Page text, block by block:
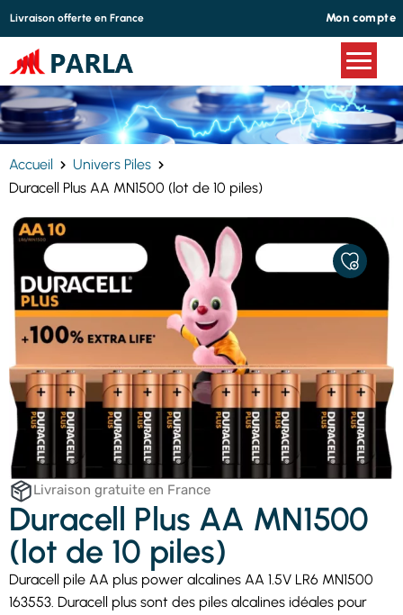
Livraison offerte en France Mon compte
Accueil
Univers Piles
Duracell Plus AA MN1500 (lot de 10 piles)
AJOUTER
À
FAVORIS
Livraison gratuite en France
Duracell Plus AA MN1500
(lot de 10 piles)
Duracell pile AA plus power alcalines AA 1.5V LR6 MN1500
163553. Duracell plus sont des piles alcalines idéales pour
Panneau de gestion des cookies